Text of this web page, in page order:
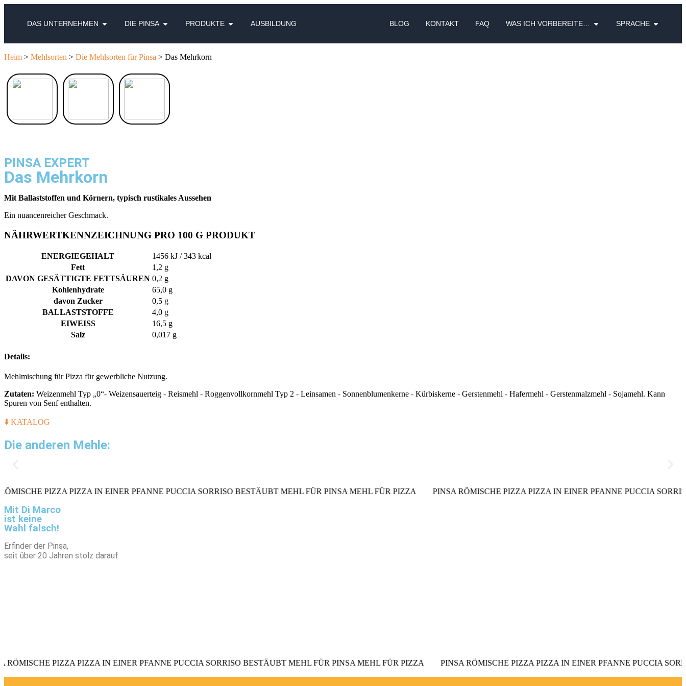
DAS UNTERNEHMEN DIE PINSA PRODUKTE AUSBILDUNG BLOG KONTAKT FAQ WAS ICH VORBEREITE… SPRACHE
Heim > Mehlsorten > Die Mehlsorten für Pinsa > Das Mehrkorn
PINSA EXPERT
Das Mehrkorn
Mit Ballaststoffen und Körnern, typisch rustikales Aussehen
Ein nuancenreicher Geschmack.
NÄHRWERTKENNZEICHNUNG PRO 100 G PRODUKT
ENERGIEGEHALT
1456 kJ / 343 kcal
Fett
1,2 g
DAVON GESÄTTIGTE FETTSÄUREN 0,2 g
Kohlenhydrate
65,0 g
davon Zucker
0,5 g
BALLASTSTOFFE
4,0 g
EIWEISS
16,5 g
Salz
0,017 g
Details:
Mehlmischung für Pizza für gewerbliche Nutzung.
Zutaten: Weizenmehl Typ „0“- Weizensauerteig - Reismehl - Roggenvollkornmehl Typ 2 - Leinsamen - Sonnenblumenkerne - Kürbiskerne - Gerstenmehl - Hafermehl - Gerstenmalzmehl - Sojamehl. Kann
Spuren von Senf enthalten.
⬇️ KATALOG
Die anderen Mehle:
PIZZA PIZZA IN EINER PFANNE PUCCIA SORRISO BESTÄUBT MEHL FÜR PINSA MEHL FÜR PIZZA PINSA RÖMISCHE PIZZA PIZZA IN EINER PFANNE PUCCIA SORRISO
Mit Di Marco
ist keine
Wahl falsch!
Erfinder der Pinsa,
seit über 20 Jahren stolz darauf
PIZZA PIZZA IN EINER PFANNE PUCCIA SORRISO BESTÄUBT MEHL FÜR PINSA MEHL FÜR PIZZA PINSA RÖMISCHE PIZZA PIZZA IN EINER PFANNE PUCCIA SORRISO